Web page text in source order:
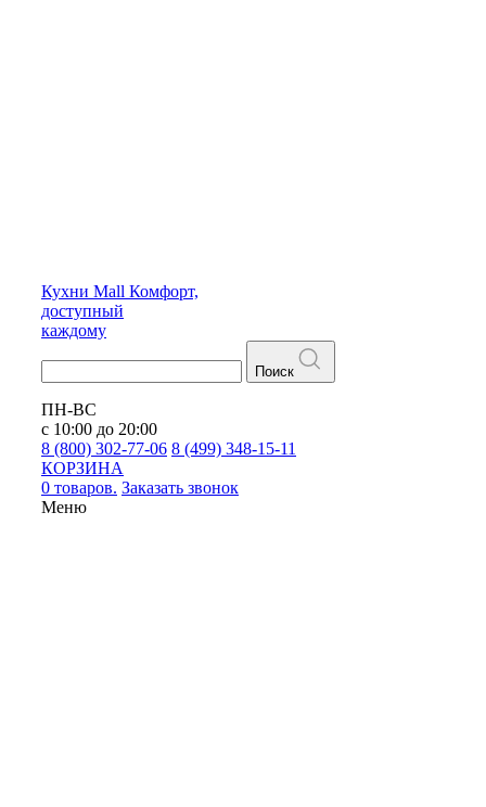
Кухни Mall Комфорт,
доступный
каждому
Поиск
ПН-ВС
с 10:00 до 20:00
8 (800) 302-77-06 8 (499) 348-15-11
КОРЗИНА
0 товаров. Заказать звонок
Меню